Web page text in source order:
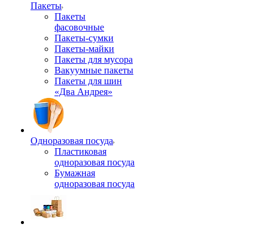
Пакеты
Пакеты
фасовочные
Пакеты-сумки
Пакеты-майки
Пакеты для мусора
Вакуумные пакеты
Пакеты для шин
«Два Андрея»
Одноразовая посуда
Пластиковая
одноразовая посуда
Бумажная
одноразовая посуда